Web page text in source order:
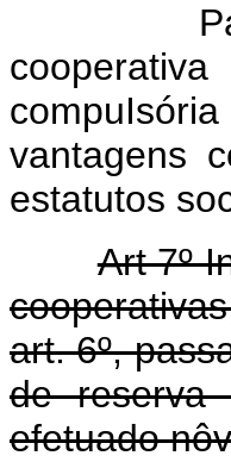
vantagens
estatutos
Art 7º
art. 6º,
de reserva
efetuado